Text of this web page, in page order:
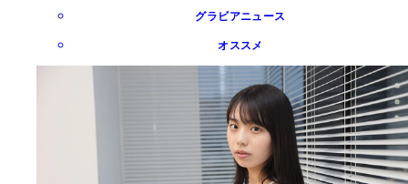
グラビアニュース
オススメ